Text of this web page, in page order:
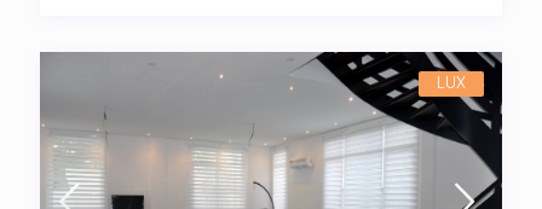
LUX